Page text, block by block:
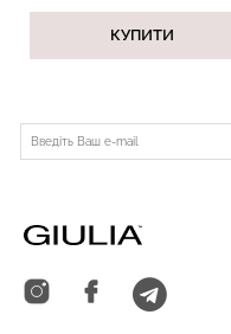
КУПИТИ
SHAPEWEAR nude